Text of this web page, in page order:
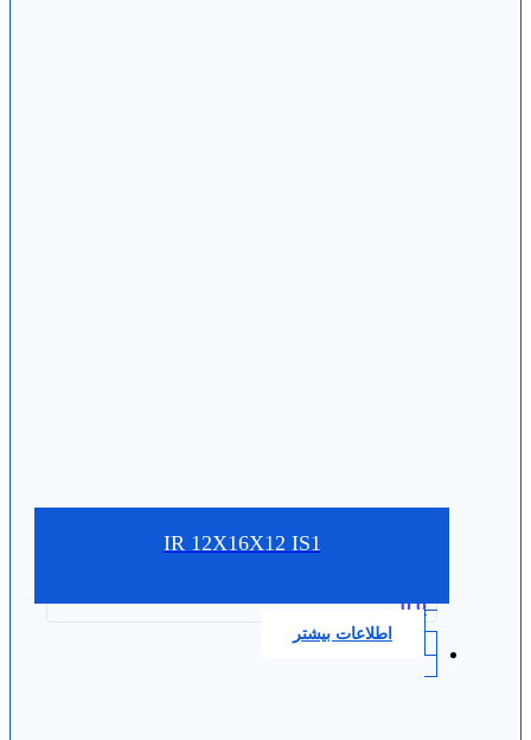
IR 12X16X12 IS1
0.0
اطلاعات بیشتر